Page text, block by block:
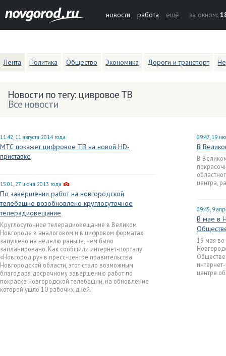
новости работа ещё за окном:
Лента Политика Общество Экономика Дороги и транспорт
Новости по тегу: цивровое ТВ
Все новости
11:42, 11 августа 2014 года
МТС покажет цифровое ТВ на новой HD-
приставке
15:01, 27 июня 2013 года
По завершении работ на новгородской
телебашне возобновлено круглосуточное
телерадиовещание
Круглосуточное телерадиовещание в Великом
Новгороде в аналоговом и в цифровом форматах
запущено на неделю раньше, чем было
запланировано. Как сообщили интернет-порталу
«Новгород.ру» в пресс-центре правительства
Новгородской области, этот стало возможным
благодаря досрочному завершению работ по
покраске новгородской телебашни, на обновление
которой ушло 10 рабочих дней.
09:47, 19
В
В
центра,
09:45, 9
В мае в
19 мая во
центре